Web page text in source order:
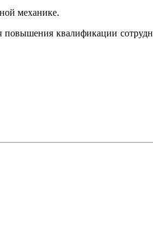
механике.
квалификации